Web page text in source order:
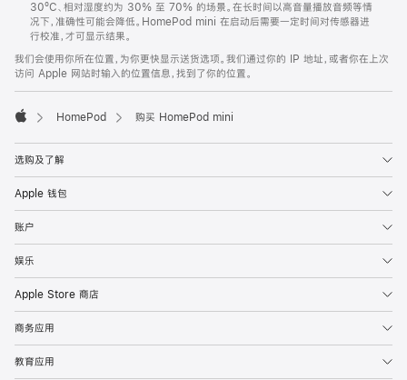
30ºC、相对湿度约为 30% 至 70% 的场景。在长时间以高音量播放音频等情
况下，准确性可能会降低。HomePod mini 在启动后需要一定时间对传感器进
行校准，才可显示结果。
我们会使用你所在位置，为你更快显示送货选项。我们通过你的 IP 地址，或者你在上次
访问 Apple 网站时输入的位置信息，找到了你的位置。
HomePod 购买 HomePod mini
选购及了解
Apple 钱包
账户
娱乐
Apple Store 商店
商务应用
教育应用